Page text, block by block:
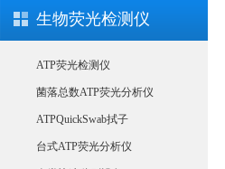
生物荧光检测仪
ATP荧光检测仪
菌落总数ATP荧光分析仪
ATPQuickSwab拭子
台式ATP荧光分析仪